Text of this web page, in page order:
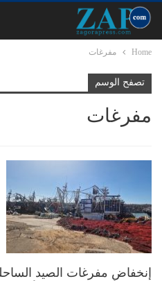
Home مفرغات
تصفح الوسم
مفرغات
إنخفاض مفرغات الصيد